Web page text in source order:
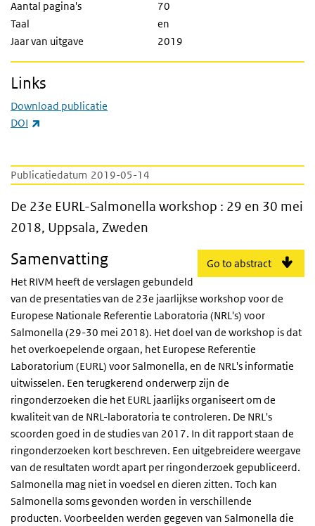
Publicatiedatum 2019-05-14
De 23e EURL-Salmonella workshop : 29
De 23e EURL-Salmonella workshop : 29 en 30 mei
2018, Uppsala, Zweden
Go to abstract
Samenvatting
Het RIVM heeft de verslagen gebundeld
van de presentaties van de 23e jaarlijkse workshop voor de
Europese Nationale Referentie Laboratoria (NRL's) voor
Salmonella (29-30 mei 2018). Het doel van de workshop is dat
het overkoepelende orgaan, het Europese Referentie
Laboratorium (EURL) voor Salmonella, en de NRL's informatie
uitwisselen. Een terugkerend onderwerp zijn de
ringonderzoeken die het EURL jaarlijks organiseert om de
kwaliteit van de NRL-laboratoria te controleren. De NRL's
scoorden goed in de studies van 2017. In dit rapport staan de
ringonderzoeken kort beschreven. Een uitgebreidere weergave
van de resultaten wordt apart per ringonderzoek gepubliceerd.
Salmonella mag niet in voedsel en dieren zitten. Toch kan
Salmonella soms gevonden worden in verschillende
producten. Voorbeelden werden gegeven van Salmonella die
Aantal pagina's
70
Taal
en
Jaar van uitgave
2019
Links
Download publicatie
DOI